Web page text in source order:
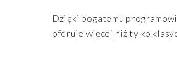
Dzięki bogatemu
oferuje więcej niż tylko